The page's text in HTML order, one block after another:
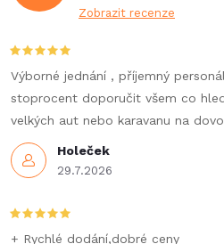
Zobrazit recenze
Holeček
29.7.2026
Výborné jednání , příjemný
stoprocent doporučit všem co
velkých aut nebo karavanu na
+ Rychlé dodání,dobré ceny